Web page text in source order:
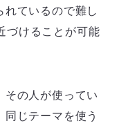
ているので難し
づけることが可能
その人が使ってい
じテーマを使う